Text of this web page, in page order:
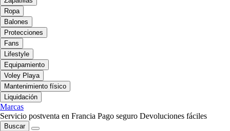
Ropa
Balones
Protecciones
Fans
Lifestyle
Equipamiento
Voley Playa
Mantenimiento físico
Liquidación
Marcas
Servicio postventa en Francia Pago seguro Devoluciones fáciles
Buscar